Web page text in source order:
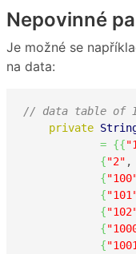
Nepovinné
Je možné se
na data:
// data table of
private
= {{
{"2" ,
{
{
{
{
{